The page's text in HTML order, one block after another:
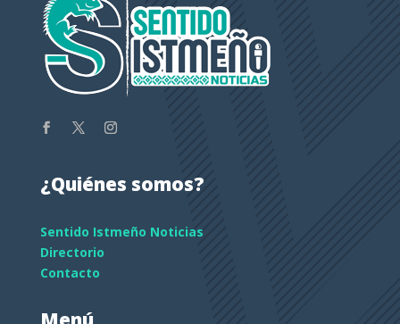
¿Quiénes somos?
Sentido Istmeño Noticias
Directorio
Contacto